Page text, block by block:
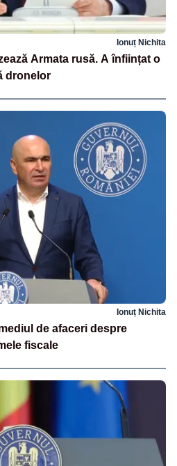
Ionuț Nichita
Armata rusă. A înființat o
dronelor
Ionuț Nichita
de afaceri despre
fiscale